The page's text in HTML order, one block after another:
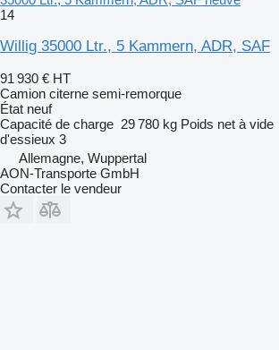
14
Willig 35000 Ltr., 5 Kammern, ADR, SAF
91 930 € HT
Camion citerne semi-remorque
État neuf
Capacité de charge 29 780 kg Poids net à vide
d'essieux 3
Allemagne, Wuppertal
AON-Transporte GmbH
Contacter le vendeur